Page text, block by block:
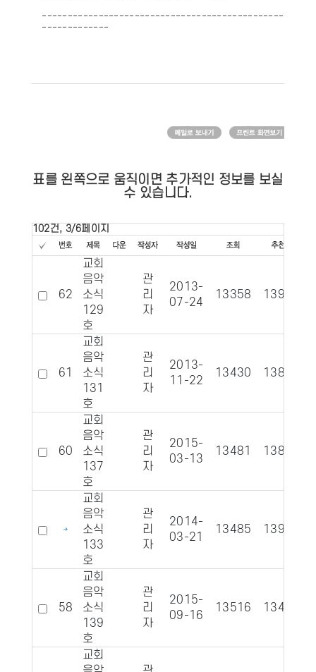
-------------
표를 왼쪽으로 움직이면 추가적인 정보를 보실
수 있습니다.
102건, 3/6페이지
62
교회
음악
소식
129
호
관
리
자
2013-
07-24
13358 1397
61
교회
음악
소식
131
호
관
리
자
2013-
11-22
13430 1388
60
교회
음악
소식
137
호
관
리
자
2015-
03-13
13481 1383
교회
음악
소식
133
호
관
리
자
2014-
03-21
13485 1390
58
교회
음악
소식
139
호
관
리
자
2015-
09-16
13516 1340
교회